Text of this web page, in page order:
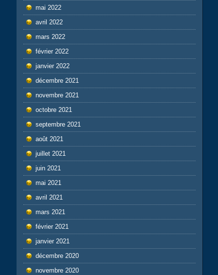
mai 2022
avril 2022
mars 2022
février 2022
janvier 2022
décembre 2021
novembre 2021
octobre 2021
septembre 2021
août 2021
juillet 2021
juin 2021
mai 2021
avril 2021
mars 2021
février 2021
janvier 2021
décembre 2020
novembre 2020